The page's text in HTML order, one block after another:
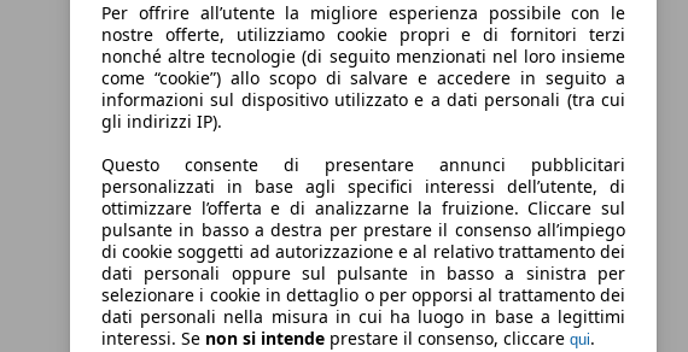
Per offrire all’utente la migliore esperienza possibile con le
nostre offerte, utilizziamo cookie propri e di fornitori terzi
nonché altre tecnologie (di seguito menzionati nel loro insieme
come “cookie”) allo scopo di salvare e accedere in seguito a
informazioni sul dispositivo utilizzato e a dati personali (tra cui
gli indirizzi IP).
Questo consente di presentare annunci pubblicitari
personalizzati in base agli specifici interessi dell’utente, di
ottimizzare l’offerta e di analizzarne la fruizione. Cliccare sul
pulsante in basso a destra per prestare il consenso all’impiego
di cookie soggetti ad autorizzazione e al relativo trattamento dei
dati personali oppure sul pulsante in basso a sinistra per
selezionare i cookie in dettaglio o per opporsi al trattamento dei
dati personali nella misura in cui ha luogo in base a legittimi
interessi. Se non si intende prestare il consenso, cliccare qui.